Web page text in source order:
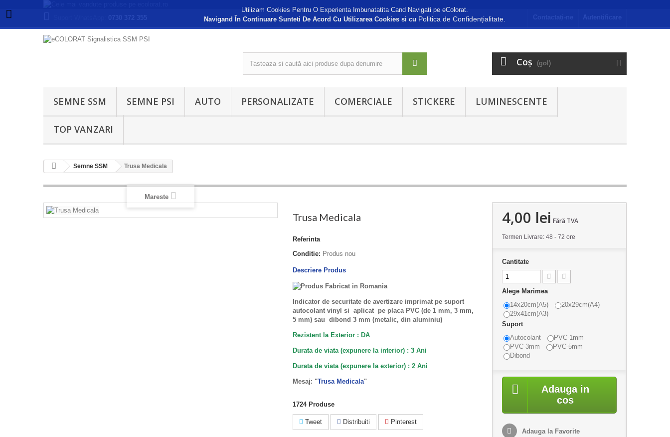
Coş (gol)
SEMNE SSM SEMNE PSI AUTO PERSONALIZATE COMERCIALE STICKERE LUMINESCENTE
TOP VANZARI
Semne SSM Trusa Medicala
Mareste
Trusa Medicala
Referinta
Conditie: Produs nou
Descriere Produs
Indicator de securitate de avertizare imprimat pe suport
autocolant vinyl si aplicat pe placa PVC (de 1 mm, 3 mm,
5 mm) sau dibond 3 mm (metalic, din aluminiu)
Rezistent la Exterior : DA
Durata de viata (expunere la interior) : 3 Ani
Durata de viata (expunere la exterior) : 2 Ani
Mesaj: "Trusa Medicala"
1724 Produse
Tweet Distribuiti Pinterest
4,00 lei Fără TVA
Termen Livrare: 48 - 72 ore
Cantitate
Alege Marimea
14x20cm(A5)
20x29cm(A4)
29x41cm(A3)
Suport
Autocolant
PVC-1mm
PVC-3mm
PVC-5mm
Dibond
Adauga in
cos
Adauga la Favorite
Utilizam Cookies Pentru O Experienta Imbunatatita Cand Navigati pe eColorat.
Navigand În Continuare Sunteti De Acord Cu Utilizarea Cookies si cu Politica de Confidențialitate.